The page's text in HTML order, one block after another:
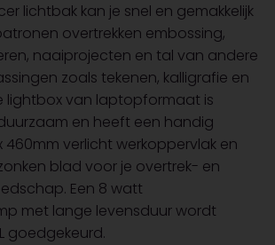
lichtbak kan je snel en gemakkelijk
overtrekken embossing,
naaiprojecten en tal van andere
zoals tekenen, kalligrafie en
lightbox van laptopformaat is
en heeft een handig
460mm verlicht werkoppervlak en
blad voor je overtrek- en
Een 8 watt
met lange levensduur wordt
goedgekeurd.